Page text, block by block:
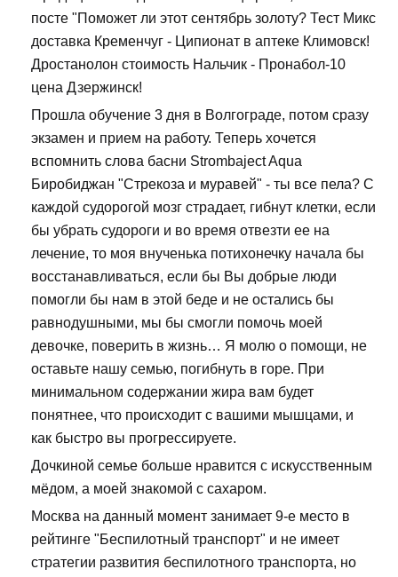
посте "Поможет ли этот сентябрь золоту? Тест Микс
доставка Кременчуг - Ципионат в аптеке Климовск!
Дростанолон стоимость Нальчик - Пронабол-10
цена Дзержинск!
Прошла обучение 3 дня в Волгограде, потом сразу
экзамен и прием на работу. Теперь хочется
вспомнить слова басни Strombaject Aqua
Биробиджан "Стрекоза и муравей" - ты все пела? С
каждой судорогой мозг страдает, гибнут клетки, если
бы убрать судороги и во время отвезти ее на
лечение, то моя внученька потихонечку начала бы
восстанавливаться, если бы Вы добрые люди
помогли бы нам в этой беде и не остались бы
равнодушными, мы бы смогли помочь моей
девочке, поверить в жизнь… Я молю о помощи, не
оставьте нашу семью, погибнуть в горе. При
минимальном содержании жира вам будет
понятнее, что происходит с вашими мышцами, и
как быстро вы прогрессируете.
Дочкиной семье больше нравится с искусственным
мёдом, а моей знакомой с сахаром.
Москва на данный момент занимает 9-е место в
рейтинге "Беспилотный транспорт" и не имеет
стратегии развития беспилотного транспорта, но